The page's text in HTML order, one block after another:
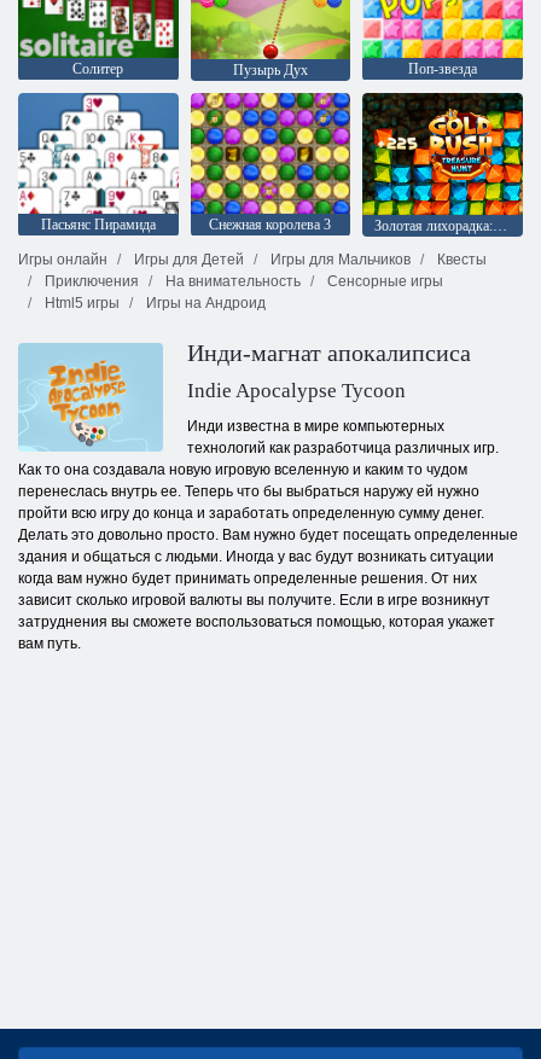
Солитер Пузырь Дух Поп-звезда
Пасьянс Пирамида Снежная королева 3
Золотая лихорадка: Охотник за сокровищами
Игры онлайн
Игры для Детей Игры для Мальчиков
Квесты
Приключения
На внимательность
Сенсорные игры
Html5 игры
Игры на Андроид
Инди-магнат апокалипсиса
Indie Apocalypse Tycoon
Инди известна в мире компьютерных
технологий как разработчица различных игр.
Как то она создавала новую игровую вселенную и каким то чудом
перенеслась внутрь ее. Теперь что бы выбраться наружу ей нужно
пройти всю игру до конца и заработать определенную сумму денег.
Делать это довольно просто. Вам нужно будет посещать определенные
здания и общаться с людьми. Иногда у вас будут возникать ситуации
когда вам нужно будет принимать определенные решения. От них
зависит сколько игровой валюты вы получите. Если в игре возникнут
затруднения вы сможете воспользоваться помощью, которая укажет
вам путь.